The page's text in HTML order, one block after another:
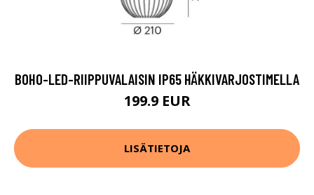
BOHO-LED-RIIPPUVALAISIN IP65 HÄKKIVARJOSTIMELLA
199.9 EUR
LISÄTIETOJA